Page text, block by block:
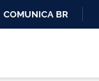
COMUNICA BR